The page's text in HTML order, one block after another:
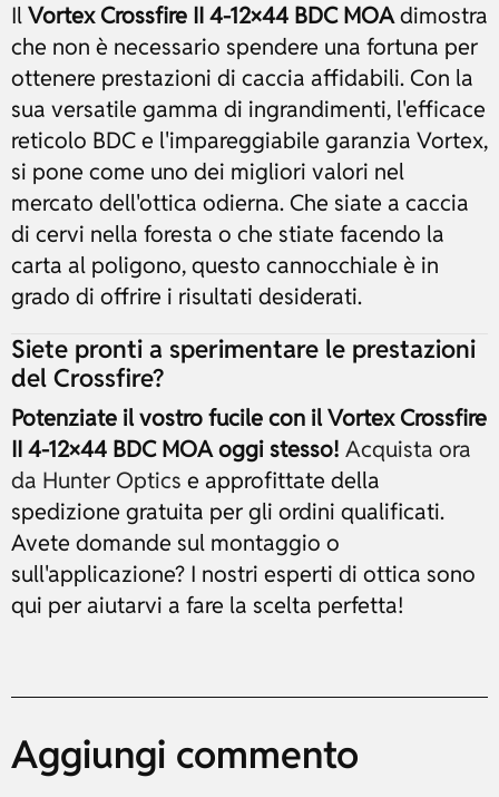
IlVortex Crossfire II 4-12×44 BDC MOAdimostra
che non è necessario spendere una fortuna per
ottenere prestazioni di caccia affidabili. Con la
sua versatile gamma di ingrandimenti, l'efficace
reticolo BDC e l'impareggiabile garanzia Vortex,
si pone come uno dei migliori valori nel
mercato dell'ottica odierna. Che siate a caccia
di cervi nella foresta o che stiate facendo la
carta al poligono, questo cannocchiale è in
grado di offrire i risultati desiderati.
Siete pronti a sperimentare le prestazioni
del Crossfire?
Potenziate il vostro fucile con il Vortex Crossfire
II 4-12×44 BDC MOA oggi stesso! Acquista ora
da Hunter Optics e approfittate della
spedizione gratuita per gli ordini qualificati.
Avete domande sul montaggio o
sull'applicazione? I nostri esperti di ottica sono
qui per aiutarvi a fare la scelta perfetta!
Aggiungi commento